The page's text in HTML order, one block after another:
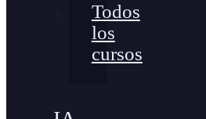
Todos
los
cursos